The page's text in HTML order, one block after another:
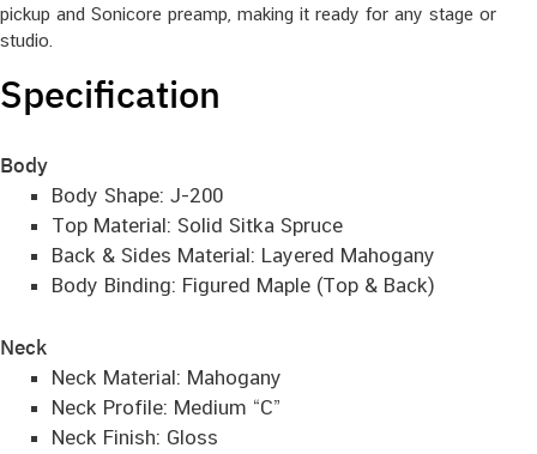
pickup and Sonicore preamp, making it ready for any stage or
studio.
Specification
Body
Body Shape: J-200
Top Material: Solid Sitka Spruce
Back & Sides Material: Layered Mahogany
Body Binding: Figured Maple (Top & Back)
Neck
Neck Material: Mahogany
Neck Profile: Medium “C”
Neck Finish: Gloss